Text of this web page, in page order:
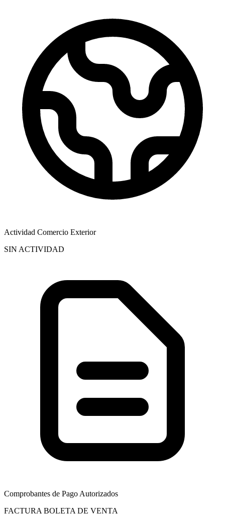
Actividad Comercio Exterior
SIN ACTIVIDAD
Comprobantes de Pago Autorizados
FACTURA BOLETA DE VENTA